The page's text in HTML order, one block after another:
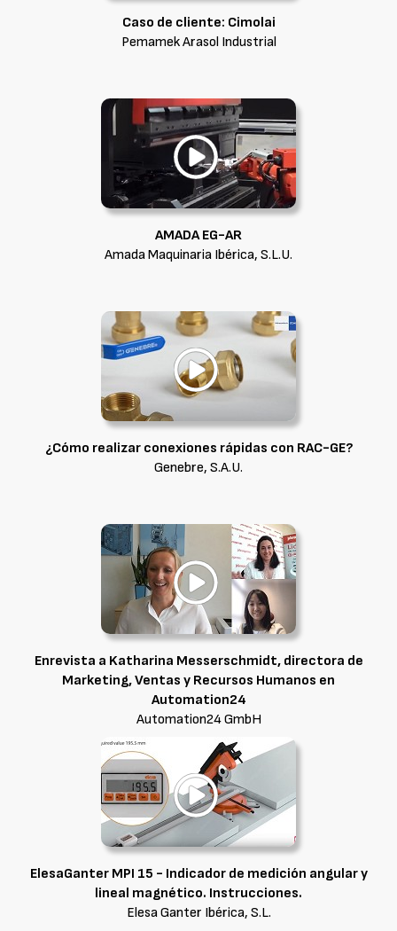
Caso de cliente: Cimolai
Pemamek Arasol Industrial
AMADA EG-AR
Amada Maquinaria Ibérica, S.L.U.
¿Cómo realizar conexiones rápidas con RAC-GE?
Genebre, S.A.U.
Enrevista a Katharina Messerschmidt, directora de
Marketing, Ventas y Recursos Humanos en
Automation24
Automation24 GmbH
ElesaGanter MPI 15 - Indicador de medición angular y
lineal magnético. Instrucciones.
Elesa Ganter Ibérica, S.L.